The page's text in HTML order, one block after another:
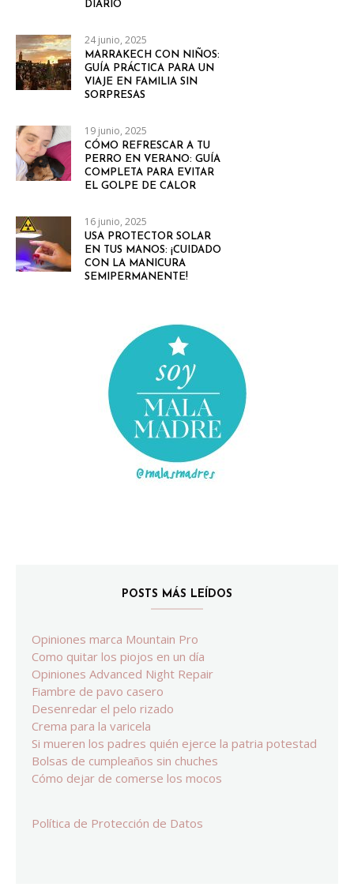
DIARIO
24 junio, 2025
MARRAKECH CON NIÑOS:
GUÍA PRÁCTICA PARA UN
VIAJE EN FAMILIA SIN
SORPRESAS
19 junio, 2025
CÓMO REFRESCAR A TU
PERRO EN VERANO: GUÍA
COMPLETA PARA EVITAR
EL GOLPE DE CALOR
16 junio, 2025
USA PROTECTOR SOLAR
EN TUS MANOS: ¡CUIDADO
CON LA MANICURA
SEMIPERMANENTE!
POSTS MÁS LEÍDOS
Opiniones marca Mountain Pro
Como quitar los piojos en un día
Opiniones Advanced Night Repair
Fiambre de pavo casero
Desenredar el pelo rizado
Crema para la varicela
Si mueren los padres quién ejerce la patria potestad
Bolsas de cumpleaños sin chuches
Cómo dejar de comerse los mocos
Política de Protección de Datos